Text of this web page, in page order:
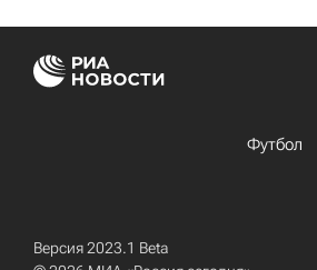
Футбол
Версия 2023.1 Beta